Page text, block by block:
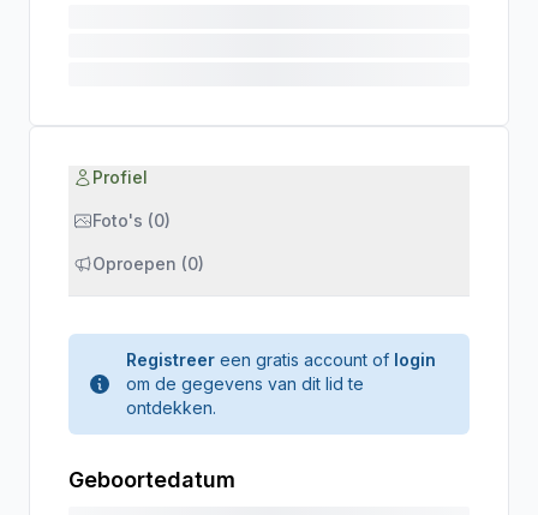
Profiel
Foto's (0)
Oproepen (0)
Registreer een gratis account of login
om de gegevens van dit lid te
ontdekken.
Geboortedatum